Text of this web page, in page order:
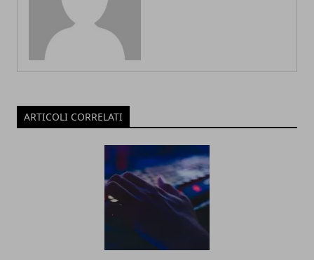
ARTICOLI CORRELATI